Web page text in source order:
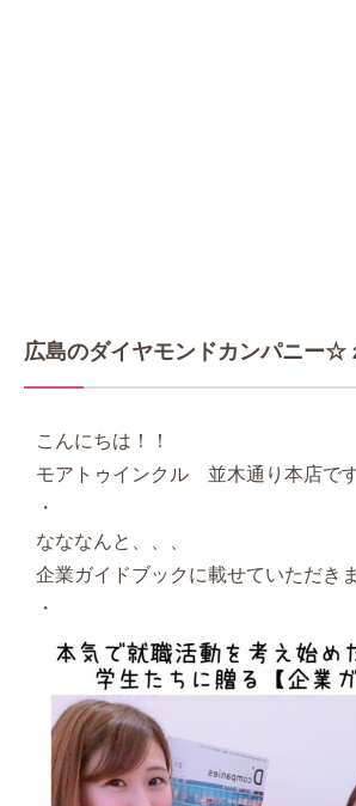
広島のダイヤモンドカンパニー☆
こんにちは！！
モアトゥインクル 並木通り本店です
・
なななんと、、、
企業ガイドブックに載せていただき
・